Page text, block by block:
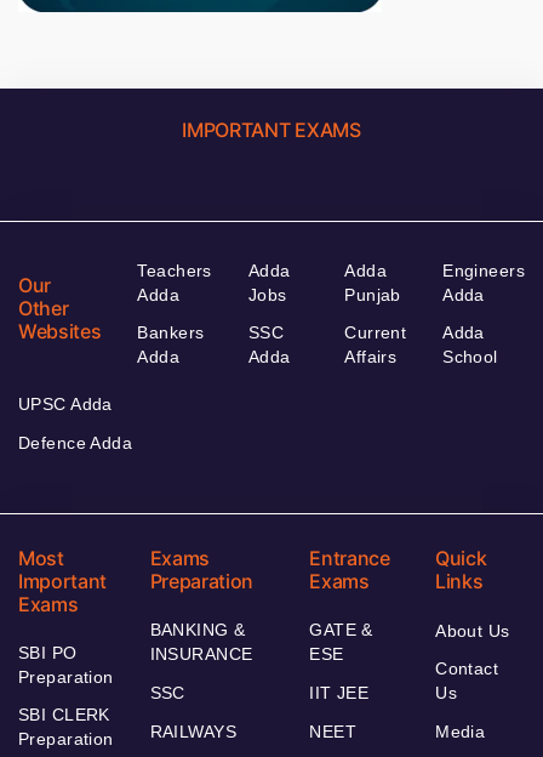
IMPORTANT EXAMS
Our
Other
Websites
Teachers
Adda
Bankers
Adda
Adda
Jobs
SSC
Adda
Adda
Punjab
Current
Affairs
Engineers
Adda
Adda
School
UPSC Adda
Defence Adda
Most
Important
Exams
SBI PO
Preparation
SBI CLERK
Preparation
Exams
Preparation
BANKING &
INSURANCE
SSC
RAILWAYS
Entrance
Exams
GATE &
ESE
IIT JEE
NEET
Quick
Links
About Us
Contact
Us
Media